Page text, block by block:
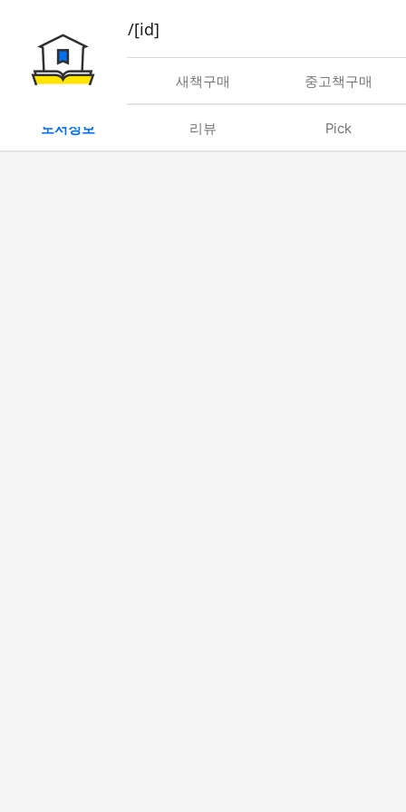
book/rent/[id]
대여 새책구매 중고책구매
도서정보 리뷰 Pick